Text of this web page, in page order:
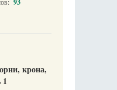
93
крона,